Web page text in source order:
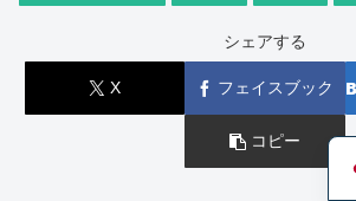
シェアする
X フェイスブック
コピー